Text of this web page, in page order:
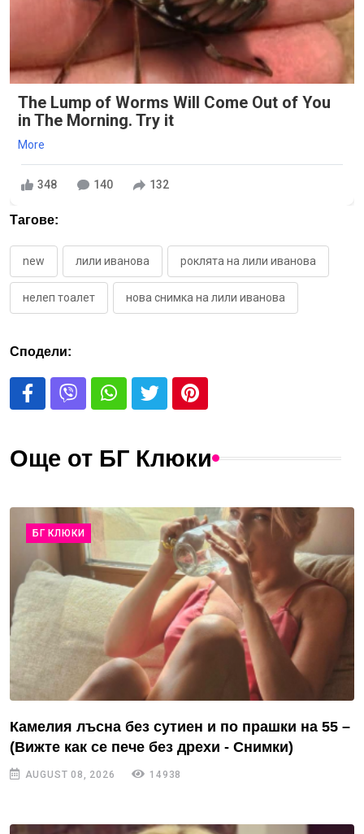
The Lump of Worms Will Come Out of You
in The Morning. Try it
More
348 140 132
Тагове:
new лили иванова роклята на лили иванова
нелеп тоалет нова снимка на лили иванова
Сподели:
Още от БГ Клюки
БГ КЛЮКИ
Камелия лъсна без сутиен и по прашки на 55 –
(Вижте как се пече без дрехи - Снимки)
AUGUST 08, 2026 14938